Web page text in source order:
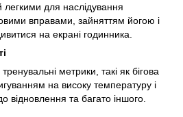
для наслідування
вправами, зайняттям йогою і
на екрані годинника.
метрики, такі як бігова
на високу температуру і
відновлення та багато іншого.